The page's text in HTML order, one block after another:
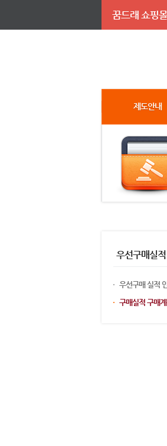
꿈드래 쇼핑몰
제도안내
우선구매실적
우선구매 실적
구매실적 구매